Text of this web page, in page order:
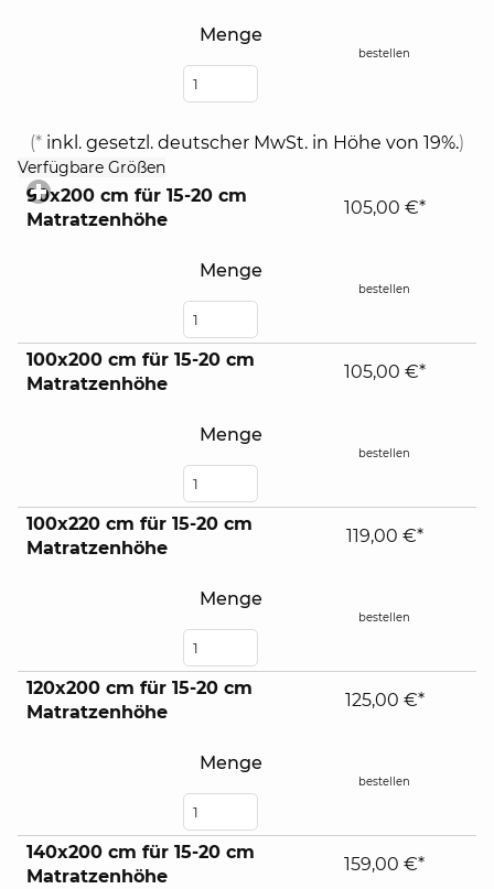
Menge
bestellen
(* inkl. gesetzl. deutscher MwSt. in Höhe von 19%.)
Verfügbare Größen
to
expand
contents
90x200 cm für 15-20 cm
Matratzenhöhe
Menge
105,00 €*
bestellen
100x200 cm für 15-20 cm
Matratzenhöhe
Menge
105,00 €*
bestellen
100x220 cm für 15-20 cm
Matratzenhöhe
Menge
119,00 €*
bestellen
120x200 cm für 15-20 cm
Matratzenhöhe
Menge
125,00 €*
bestellen
140x200 cm für 15-20 cm
Matratzenhöhe
159,00 €*